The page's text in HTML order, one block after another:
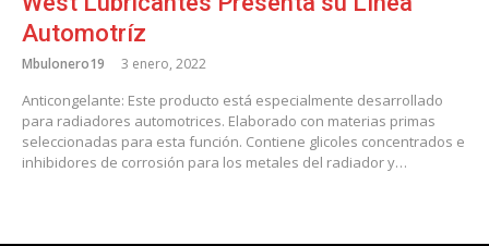
Automotríz
Mbulonero19 3 enero, 2022
Anticongelante: Este producto está especialmente desarrollado
para radiadores automotrices. Elaborado con materias primas
seleccionadas para esta función. Contiene glicoles concentrados e
inhibidores de corrosión para los metales del radiador y…